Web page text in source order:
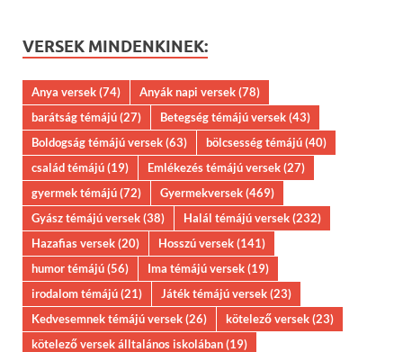
VERSEK MINDENKINEK:
Anya versek(74) Anyák napi versek(78)
barátság témájú(27) Betegség témájú versek(43)
Boldogság témájú versek(63) bölcsesség témájú(40)
család témájú(19) Emlékezés témájú versek(27)
gyermek témájú(72) Gyermekversek(469)
Gyász témájú versek(38) Halál témájú versek(232)
Hazafias versek(20) Hosszú versek(141)
humor témájú(56) Ima témájú versek(19)
irodalom témájú(21) Játék témájú versek(23)
Kedvesemnek témájú versek(26) kötelező versek(23)
kötelező versek álltalános iskolában(19)